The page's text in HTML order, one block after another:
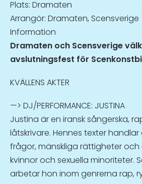
Information
Dramaten och Scensverige
avslutningsfest för
KVÄLLENS AKTER
—> DJ/PERFORMANCE: JUSTINA
Justina är en iransk sångerska,
låtskrivare. Hennes texter
frågor, mänskliga rättigheter och
kvinnor och sexuella minoriteter.
arbetar hon inom genrerna rap,